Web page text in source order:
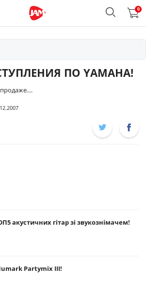
0
ПО YAMAHA!
акустичних гітар зі звукознімачем!
Partymix III!